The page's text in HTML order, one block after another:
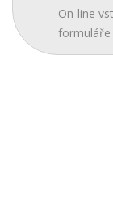
On-line
formuláře